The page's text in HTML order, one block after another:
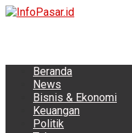
Beranda
News
Bisnis & Ekonomi
Keuangan
Politik